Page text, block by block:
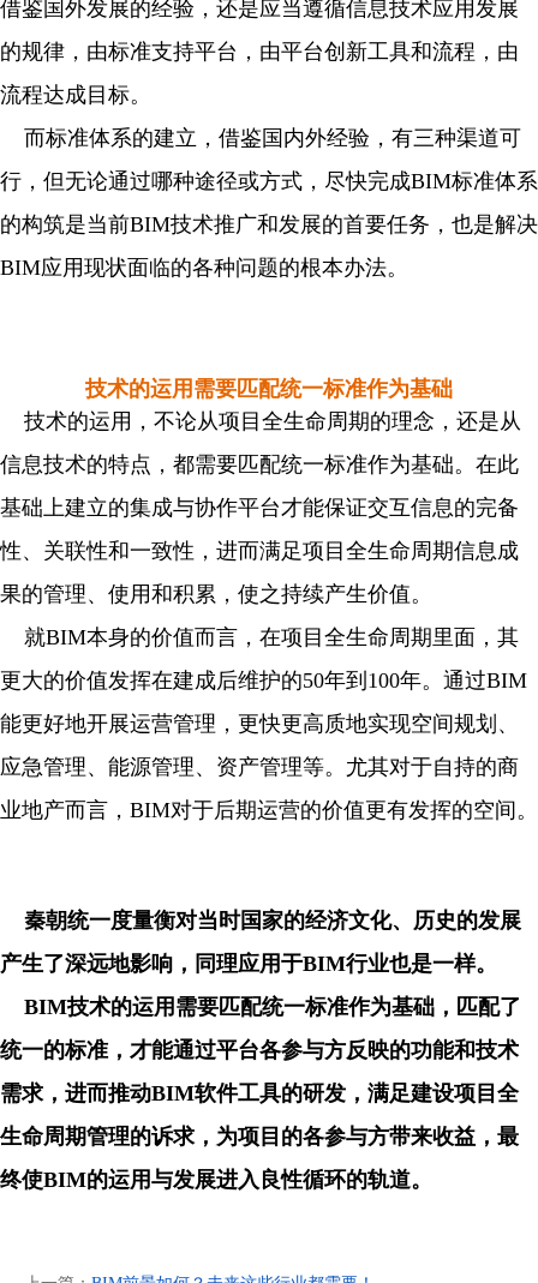
借鉴国外发展的经验，还是应当遵循信息技术应用发展
的规律，由标准支持平台，由平台创新工具和流程，由
流程达成目标。
而标准体系的建立，借鉴国内外经验，有三种渠道可
行，但无论通过哪种途径或方式，尽快完成BIM标准体系
的构筑是当前BIM技术推广和发展的首要任务，也是解决
BIM应用现状面临的各种问题的根本办法。
技术的运用需要匹配统一标准作为基础
技术的运用，不论从项目全生命周期的理念，还是从
信息技术的特点，都需要匹配统一标准作为基础。在此
基础上建立的集成与协作平台才能保证交互信息的完备
性、关联性和一致性，进而满足项目全生命周期信息成
果的管理、使用和积累，使之持续产生价值。
就BIM本身的价值而言，在项目全生命周期里面，其
更大的价值发挥在建成后维护的50年到100年。通过BIM
能更好地开展运营管理，更快更高质地实现空间规划、
应急管理、能源管理、资产管理等。尤其对于自持的商
业地产而言，BIM对于后期运营的价值更有发挥的空间。
秦朝统一度量衡对当时国家的经济文化、历史的发展
产生了深远地影响，同理应用于BIM行业也是一样。
BIM技术的运用需要匹配统一标准作为基础，匹配了
统一的标准，才能通过平台各参与方反映的功能和技术
需求，进而推动BIM软件工具的研发，满足建设项目全
生命周期管理的诉求，为项目的各参与方带来收益，最
终使BIM的运用与发展进入良性循环的轨道。